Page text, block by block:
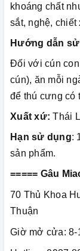
khoáng chất
sắt, nghệ, chiết
Hướng dẫn
Đối với cún
cún), ăn mỗi
để thú cưng có
Xuất xứ:Thái
Hạn sử dụng:
sản phẩm.
===== Gâu
70 Thủ Khoa
Thuận
Giờ mở cửa: 8-